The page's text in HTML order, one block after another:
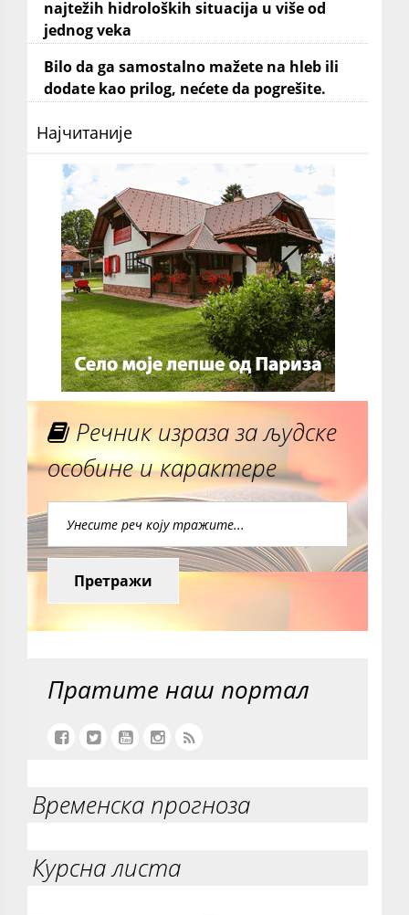
najtežih hidroloških situacija u više od
jednog veka
Bilo da ga samostalno mažete na hleb ili
dodate kao prilog, nećete da pogrešite.
Најчитаније
Речник израза за људске
особине и карактере
Претражи
Пратите наш портал
Временска прогноза
Курсна листа